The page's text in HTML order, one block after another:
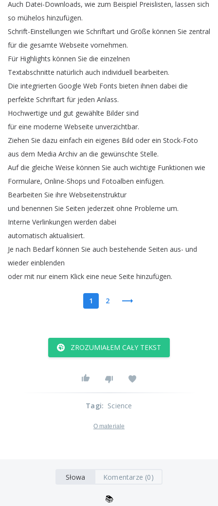
Auch Datei-Downloads, wie zum Beispiel Preislisten, lassen sich
so mühelos hinzufügen.
Schrift-Einstellungen wie Schriftart und Größe können Sie zentral
für die gesamte Webseite vornehmen.
Für Highlights können Sie die einzelnen
Textabschnitte natürlich auch individuell bearbeiten.
Die integrierten Google Web Fonts bieten ihnen dabei die
perfekte Schriftart für jeden Anlass.
Hochwertige und gut gewählte Bilder sind
für eine moderne Webseite unverzichtbar.
Ziehen Sie dazu einfach ein eigenes Bild oder ein Stock-Foto
aus dem Media Archiv an die gewünschte Stelle.
Auf die gleiche Weise können Sie auch wichtige Funktionen wie
Formulare, Online-Shops und Fotoalben einfügen.
Bearbeiten Sie ihre Webseitenstruktur
und benennen Sie Seiten jederzeit ohne Probleme um.
Interne Verlinkungen werden dabei
automatisch aktualisiert.
Je nach Bedarf können Sie auch bestehende Seiten aus- und
wieder einblenden
oder mit nur einem Klick eine neue Seite hinzufügen.
1 2
ZROZUMIAŁEM CAŁY TEKST
Tagi: Science
O materiale
Słowa Komentarze (0)
📚